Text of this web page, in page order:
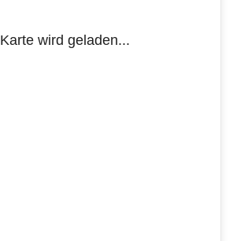
Karte wird geladen...